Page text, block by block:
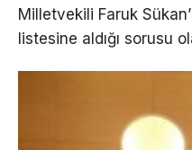
Milletvekili Faruk
listesine aldığı sorusu